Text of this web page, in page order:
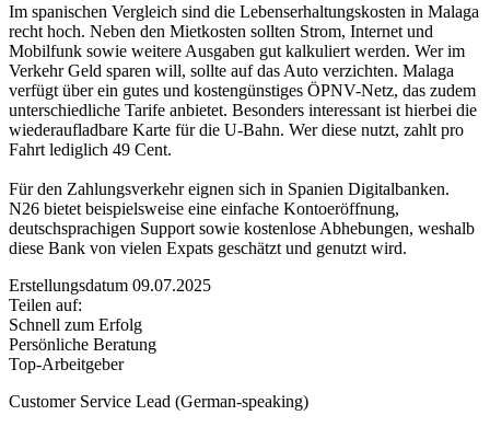
Im spanischen Vergleich sind die Lebenserhaltungskosten in Malaga
recht hoch. Neben den Mietkosten sollten Strom, Internet und
Mobilfunk sowie weitere Ausgaben gut kalkuliert werden. Wer im
Verkehr Geld sparen will, sollte auf das Auto verzichten. Malaga
verfügt über ein gutes und kostengünstiges ÖPNV-Netz, das zudem
unterschiedliche Tarife anbietet. Besonders interessant ist hierbei die
wiederaufladbare Karte für die U-Bahn. Wer diese nutzt, zahlt pro
Fahrt lediglich 49 Cent.
Für den Zahlungsverkehr eignen sich in Spanien Digitalbanken.
N26 bietet beispielsweise eine einfache Kontoeröffnung,
deutschsprachigen Support sowie kostenlose Abhebungen, weshalb
diese Bank von vielen Expats geschätzt und genutzt wird.
Erstellungsdatum 09.07.2025
Teilen auf:
Schnell zum Erfolg
Persönliche Beratung
Top-Arbeitgeber
Customer Service Lead (German-speaking)